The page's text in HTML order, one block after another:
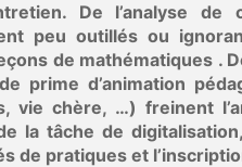
De l’analyse
peu outillés ou
de mathématiques .
prime d’animation
vie chère, …) freinent
la tâche de
de pratiques et